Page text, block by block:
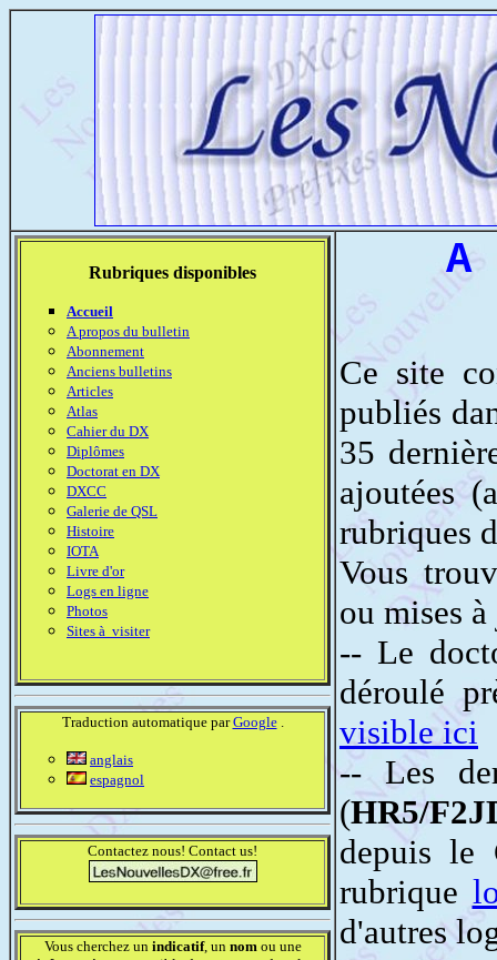
Rubriques disponibles
Accueil
A propos du bulletin
Abonnement
Anciens bulletins
Articles
Atlas
Cahier du DX
Diplômes
Doctorat en DX
DXCC
Galerie de QSL
Histoire
IOTA
Livre d'or
Logs en ligne
Photos
Sites à visiter
Traduction automatique parGoogle.
anglais
espagnol
Contactez nous! Contact us!
Vous cherchez un indicatif, un nomou une
A
Ce site
publiés
35
ajoutées
rubriques
Vous
ou mises
-- Le
déroulé
visible ici
-- Les
(HR5/
depuis le
rubrique
d'autres